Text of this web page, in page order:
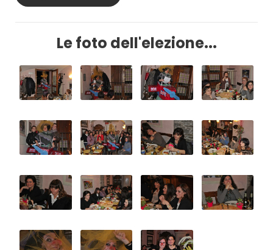
Le foto dell'elezione...